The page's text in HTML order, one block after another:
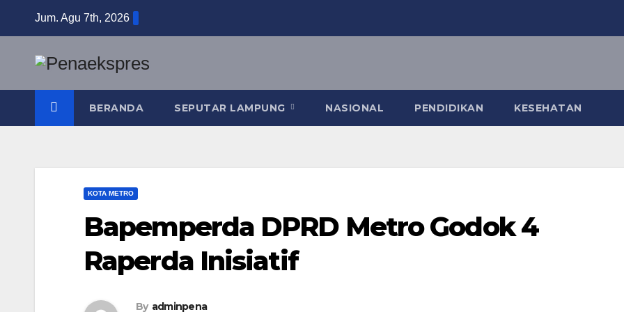
Jum. Agu 7th, 2026
BERANDA SEPUTAR LAMPUNG NASIONAL PENDIDIKAN KESEHATAN
KOTA METRO
Bapemperda DPRD Metro Godok 4
Raperda Inisiatif
By adminpena